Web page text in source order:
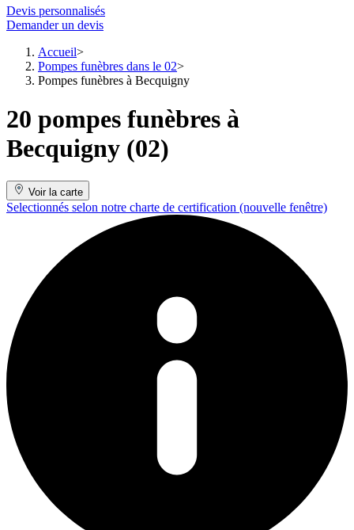
Devis personnalisés
Demander un devis
Accueil
Pompes funèbres dans le 02
Pompes funèbres à Becquigny
20 pompes funèbres à
Becquigny (02)
Voir la carte
Selectionnés selon notre charte de certification (nouvelle fenêtre)